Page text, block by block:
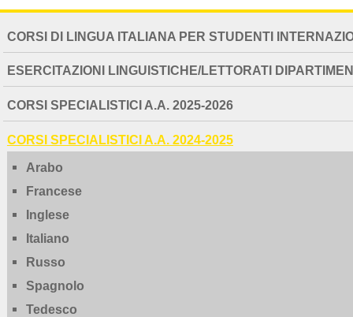
EXTENDED
CORSI DI LINGUA ITALIANA PER STUDENTI
ESERCITAZIONI LINGUISTICHE/LETTORATI
CORSI SPECIALISTICI A.A. 2025-2026
CORSI SPECIALISTICI A.A. 2024-2025
Arabo
Francese
Inglese
Italiano
Russo
Spagnolo
Tedesco